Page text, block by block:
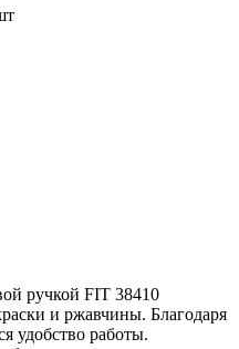
ручкой FIT 38410
и ржавчины. Благодаря
удобство работы.